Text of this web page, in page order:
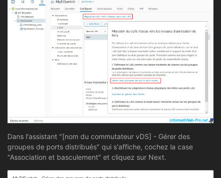
Dans l'assistant "[nom du commutateur vDS] - Gérer des
groupes de ports distribués" qui s'affiche, cochez la case
"Association et basculement" et cliquez sur Next.